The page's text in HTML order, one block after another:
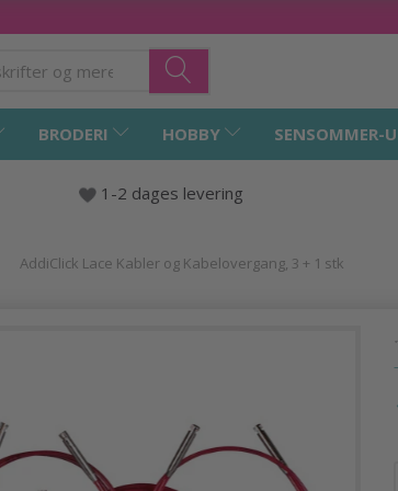
BRODERI HOBBY SENSOMMER-
1-2 dages levering
AddiClick Lace Kabler og Kabelovergang, 3 + 1 stk